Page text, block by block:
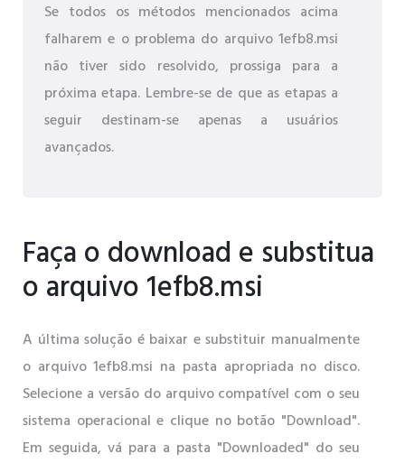
Se todos os métodos mencionados acima
falharem e o problema do arquivo 1efb8.msi
não tiver sido resolvido, prossiga para a
próxima etapa. Lembre-se de que as etapas a
seguir destinam-se apenas a usuários
avançados.
Faça o download e substitua
o arquivo 1efb8.msi
A última solução é baixar e substituir manualmente
o arquivo 1efb8.msi na pasta apropriada no disco.
Selecione a versão do arquivo compatível com o seu
sistema operacional e clique no botão "Download".
Em seguida, vá para a pasta "Downloaded" do seu